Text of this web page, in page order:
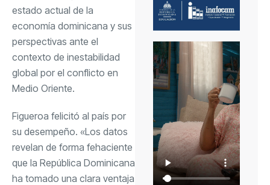
estado actual de la
economía dominicana y sus
perspectivas ante el
contexto de inestabilidad
global por el conflicto en
Medio Oriente.
Figueroa felicitó al país por
su desempeño. «Los datos
revelan de forma fehaciente
que la República Dominicana
ha tomado una clara ventaja